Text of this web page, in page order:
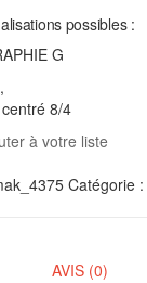
possibles :
G
8/4
à votre liste
Catégorie :
AVIS (0)